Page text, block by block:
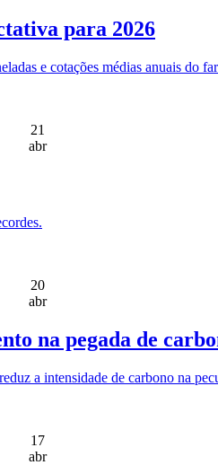
para 2026
e cotações médias anuais do
21
abr
20
abr
na pegada de
a intensidade de carbono na
17
abr